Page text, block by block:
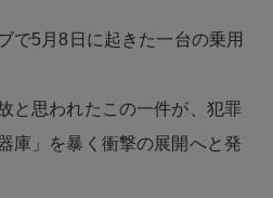
で5月8日に起きた一台の乗用
と思われたこの一件が、犯罪
庫」を暴く衝撃の展開へと発